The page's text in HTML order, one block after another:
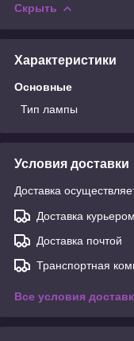
Скрыть
Характеристики
Основные
Тип лампы
Условия доставки
Доставка
Доставка курьером
Доставка почтой
Транспортная
Все условия